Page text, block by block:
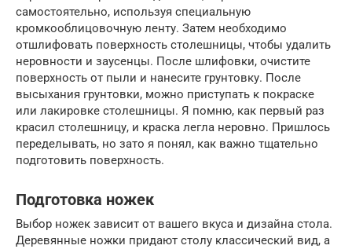
самостоятельно, используя специальную
кромкооблицовочную ленту. Затем необходимо
отшлифовать поверхность столешницы, чтобы удалить
неровности и заусенцы. После шлифовки, очистите
поверхность от пыли и нанесите грунтовку. После
высыхания грунтовки, можно приступать к покраске
или лакировке столешницы. Я помню, как первый раз
красил столешницу, и краска легла неровно. Пришлось
переделывать, но зато я понял, как важно тщательно
подготовить поверхность.
Подготовка ножек
Выбор ножек зависит от вашего вкуса и дизайна стола.
Деревянные ножки придают столу классический вид, а